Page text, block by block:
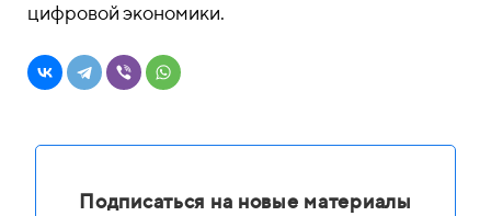
цифровой экономики.
Подписаться на новые материалы